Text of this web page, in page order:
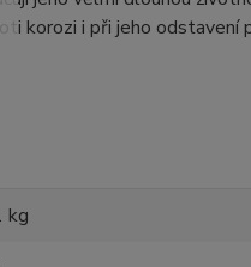
korozi i při jeho odstavení
kg